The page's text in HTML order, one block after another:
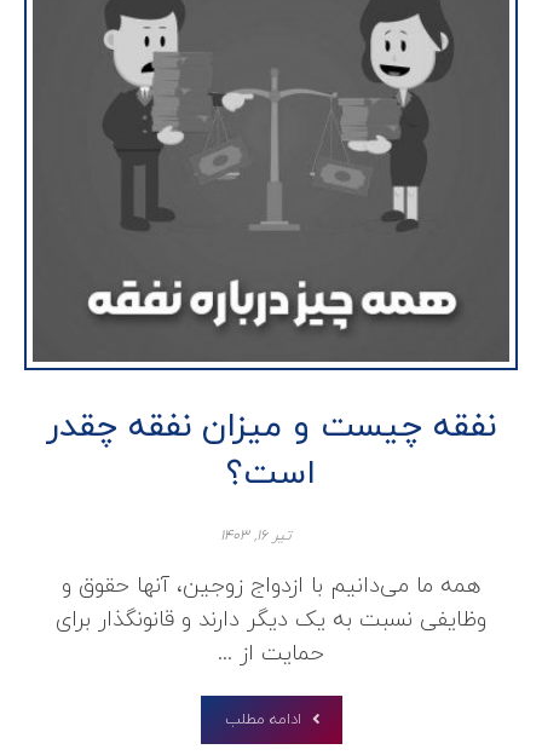
نفقه چیست و میزان نفقه چقدر
است؟
تیر ۱۶, ۱۴۰۳
همه ما می‌دانیم با ازدواج زوجین، آنها حقوق و
وظایفی نسبت به یک دیگر دارند و قانونگذار برای
حمایت از ...
ادامه مطلب